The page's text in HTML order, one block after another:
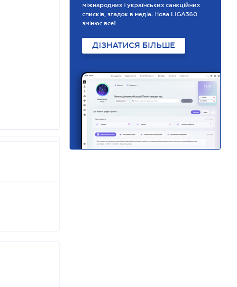
міжнародних і українських санкційних
списків, згадок в медіа. Нова LIGA360
змінює все!
ДІЗНАТИСЯ БІЛЬШЕ